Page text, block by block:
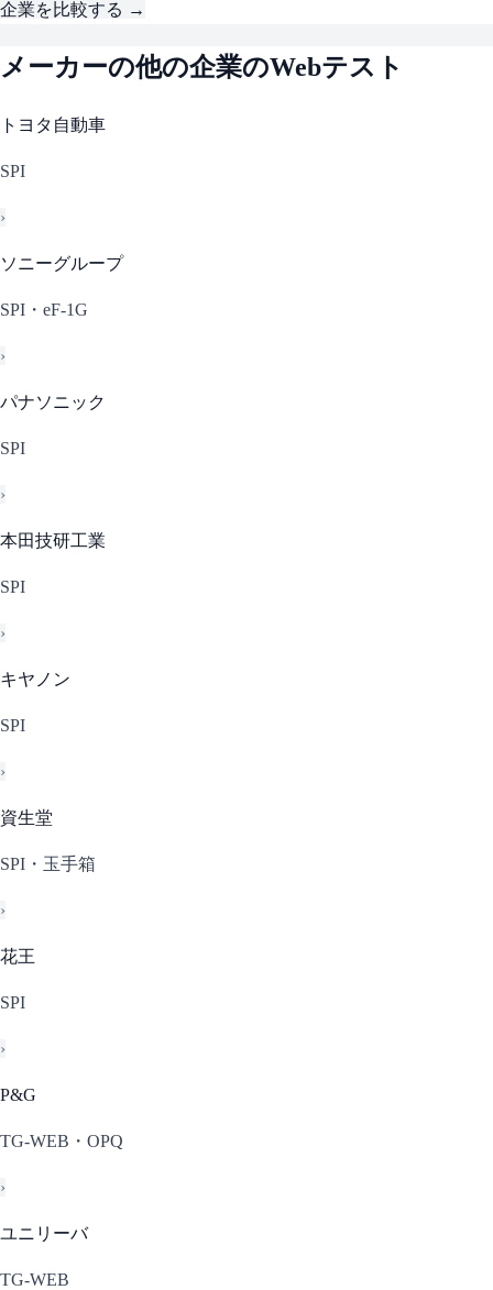
企業を比較する →
メーカーの他の企業のWebテスト
トヨタ自動車
SPI
›
ソニーグループ
SPI・eF-1G
›
パナソニック
SPI
›
本田技研工業
SPI
›
キヤノン
SPI
›
資生堂
SPI・玉手箱
›
花王
SPI
›
P&G
TG-WEB・OPQ
›
ユニリーバ
TG-WEB